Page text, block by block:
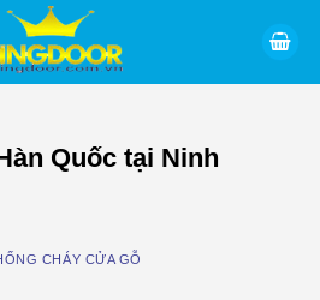
Quốc tại Ninh
CHÁY CỬA GỖ